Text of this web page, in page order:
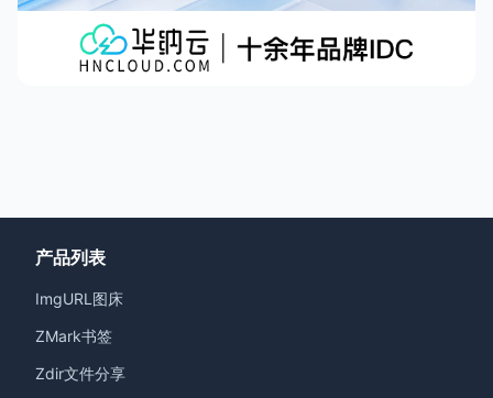
产品列表
ImgURL图床
ZMark书签
Zdir文件分享